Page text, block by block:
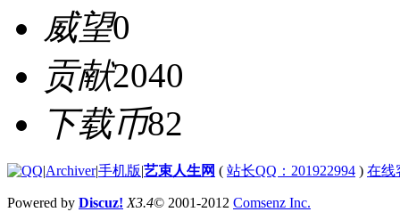
威望0
贡献2040
下载币82
|Archiver|手机版|艺束人生网 ( 站长QQ：201922994 ) 在线
Powered by Discuz! X3.4© 2001-2012 Comsenz Inc.